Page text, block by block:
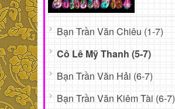
Bạn Trần Văn Chiêu (1-7)
Cô Lê Mỹ Thanh (5-7)
Bạn Trần Văn Hải (6-7)
Bạn Trần Văn Kiêm Tài (6-7)